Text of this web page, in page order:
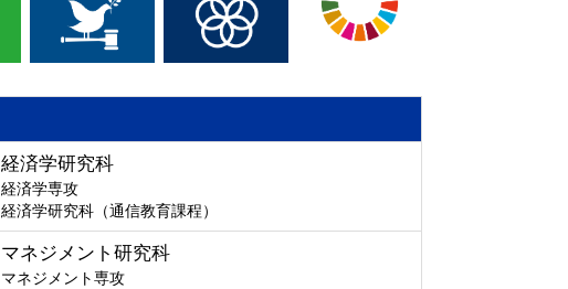
経済学研究科
経済学専攻
経済学研究科（通信教育課程）
マネジメント研究科
マネジメント専攻